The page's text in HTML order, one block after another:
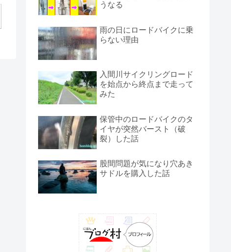
うなる
雨の日にロードバイクに乗
らない理由
入間川サイクリングロード
を始点から終点まで走って
みた
保管中のロードバイクのタ
イヤが突然バースト（破
裂）した話
股間問題が気になり穴あき
サドルを購入した話